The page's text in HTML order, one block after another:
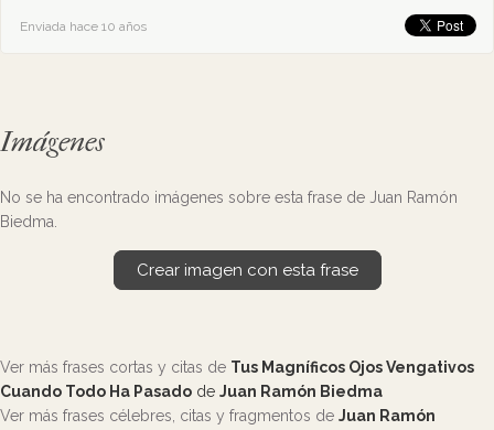
Enviada hace 10 años
Imágenes
No se ha encontrado imágenes sobre esta frase de Juan Ramón
Biedma.
Crear imagen con esta frase
Ver más frases cortas y citas de Tus Magníficos Ojos Vengativos
Cuando Todo Ha Pasado de Juan Ramón Biedma
Ver más frases célebres, citas y fragmentos de Juan Ramón